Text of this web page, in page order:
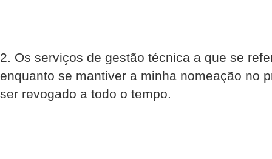
2. Os serviços de gestão técnica a que se
enquanto se mantiver a minha nomeação no
ser revogado a todo o tempo.